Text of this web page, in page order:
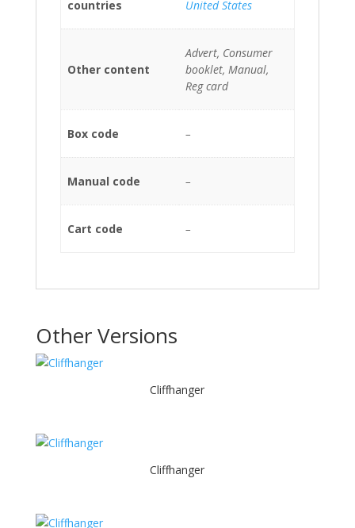
countries
United States
Other content
Advert, Consumer
booklet, Manual,
Reg card
Box code –
Manual code –
Cart code –
Other Versions
Cliffhanger
Cliffhanger